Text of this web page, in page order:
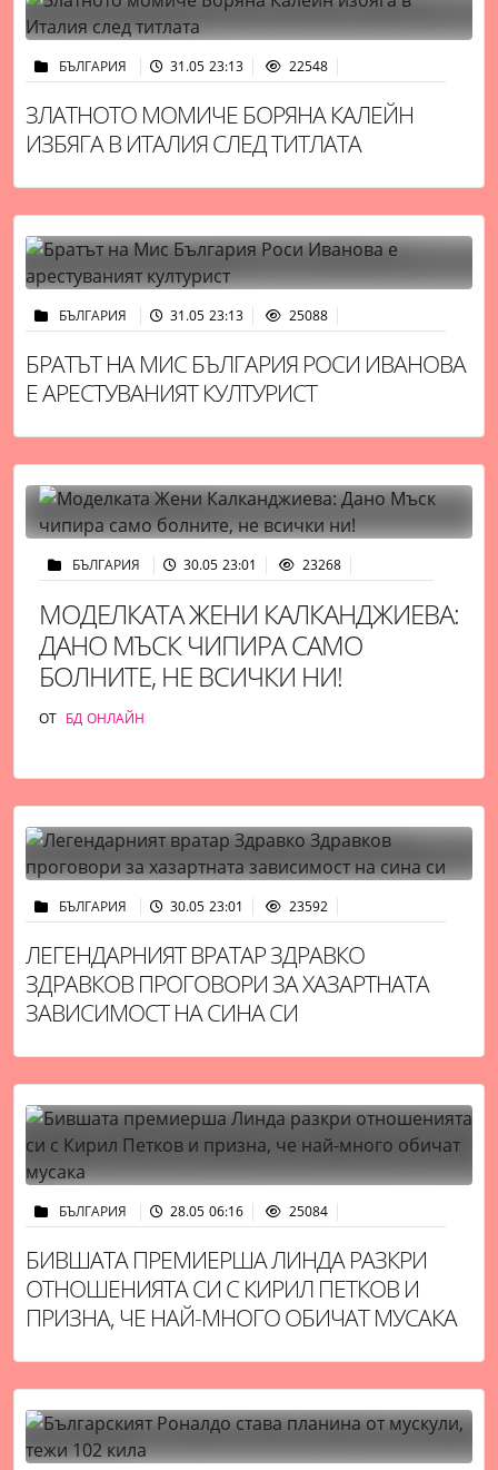
БЪЛГАРИЯ 31.05 23:13 22548
ЗЛАТНОТО МОМИЧЕ БОРЯНА КАЛЕЙН
ИЗБЯГА В ИТАЛИЯ СЛЕД ТИТЛАТА
БЪЛГАРИЯ 31.05 23:13 25088
БРАТЪТ НА МИС БЪЛГАРИЯ РОСИ ИВАНОВА
Е АРЕСТУВАНИЯТ КУЛТУРИСТ
БЪЛГАРИЯ 30.05 23:01 23268
МОДЕЛКАТА ЖЕНИ КАЛКАНДЖИЕВА:
ДАНО МЪСК ЧИПИРА САМО
БОЛНИТЕ, НЕ ВСИЧКИ НИ!
ОТ БД ОНЛАЙН
БЪЛГАРИЯ 30.05 23:01 23592
ЛЕГЕНДАРНИЯТ ВРАТАР ЗДРАВКО
ЗДРАВКОВ ПРОГОВОРИ ЗА ХАЗАРТНАТА
ЗАВИСИМОСТ НА СИНА СИ
БЪЛГАРИЯ 28.05 06:16 25084
БИВШАТА ПРЕМИЕРША ЛИНДА РАЗКРИ
ОТНОШЕНИЯТА СИ С КИРИЛ ПЕТКОВ И
ПРИЗНА, ЧЕ НАЙ-МНОГО ОБИЧАТ МУСАКА